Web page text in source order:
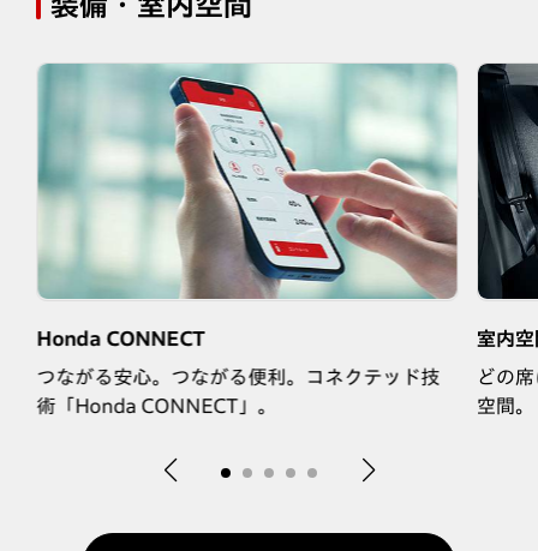
Honda CONNECT
つながる安心。つながる便利。コネクテッド技
術「Honda CONNECT」。
室内
どの
空間。